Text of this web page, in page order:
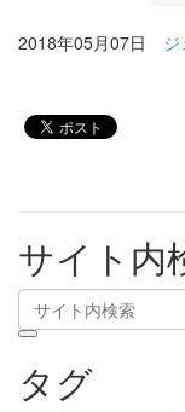
2018年05月07日
サイト内
タグ